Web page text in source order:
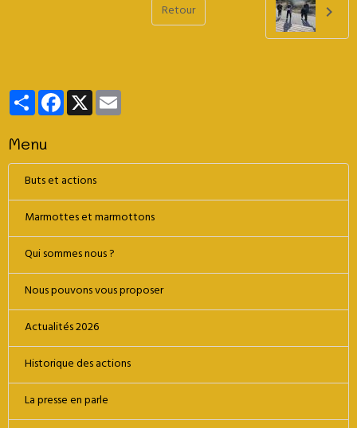
Retour
PartagerFacebook
X
Menu
Buts et actions
Marmottes et marmottons
Qui sommes nous ?
Nous pouvons vous proposer
Actualités 2026
Historique des actions
La presse en parle